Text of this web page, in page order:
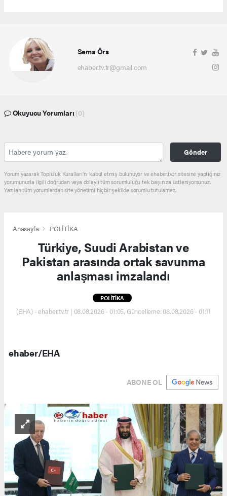
Sema Örs
ehaber.tv.tr@gmail.com
Okuyucu Yorumları (0)
Gönder
Yorum yazarak Topluluk Kuralları’nı kabul etmiş bulunuyor ve ehaber.tv.tr sitesine yaptığınız
yorumunuzla ilgili doğrudan veya dolaylı tüm sorumluluğu tek başınıza üstleniyorsunuz.
Yazılan tüm yorumlardan site yönetimi hiçbir şekilde sorumlu tutulamaz.
Anasayfa POLİTİKA
Türkiye, Suudi Arabistan ve
Pakistan arasında ortak savunma
anlaşması imzalandı
POLİTİKA
(EHA) - ehaber.tv.tr | 08.08.2026 - 01:05, Güncelleme: 08.08.2026 - 01:11
ehaber/EHA
ABONE OL